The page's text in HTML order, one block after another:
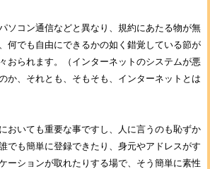
ソコン通信などと異なり、規約にあたる物が無
何でも自由にできるかの如く錯覚している節が
おられます。（インターネットのシステムが悪
か、それとも、そもそも、インターネットとは
おいても重要な事ですし、人に言うのも恥ずか
でも簡単に登録できたり、身元やアドレスがす
ーションが取れたりする場で、そう簡単に素性